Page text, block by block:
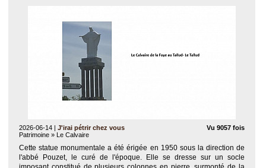
2026-06-14 J'irai pétrir chez vous
Vu 9057 fois
Patrimoine » Le Calvaire
Cette statue monumentale a été érigée en 1950 sous la direction de
l'abbé Pouzet, le curé de l'époque. Elle se dresse sur un socle